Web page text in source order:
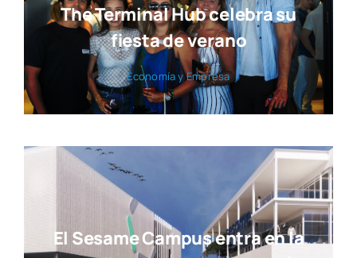
The Terminal Hub celebra su
fiesta de verano
Eco­no­mía y Empre­sa
El Sesame Campus entra en la